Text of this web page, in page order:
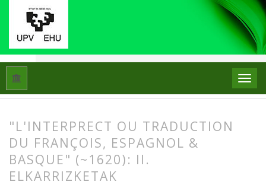
Hasiera Artikuluak
"L'INTERPRECT OU TRADUCTION
DU FRANÇOIS, ESPAGNOL &
BASQUE" (~1620): II.
ELKARRIZKETAK